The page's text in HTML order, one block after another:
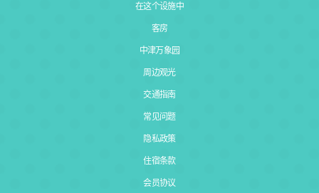
在这个设施中
客房
中津万象园
周边观光
交通指南
常见问题
隐私政策
住宿条款
会员协议